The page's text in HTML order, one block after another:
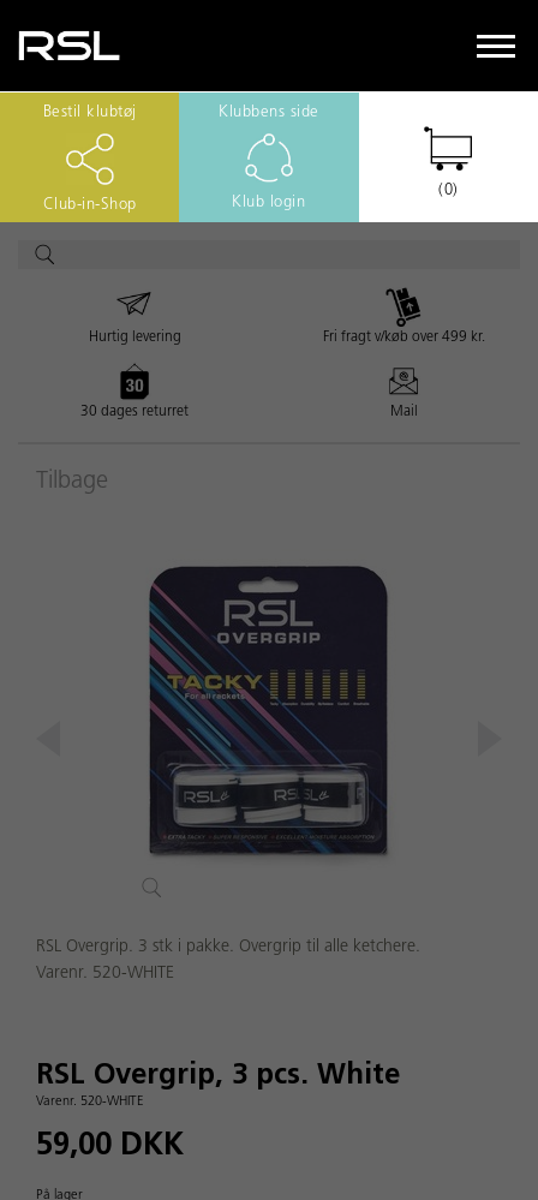
Bestil klubtøj
Club-in-Shop
Klubbens side
Klub login
(0)
Hurtig levering Fri fragt v/køb over 499 kr.
30 dages returret Mail
Tilbage
RSL Overgrip. 3 stk i pakke. Overgrip til alle ketchere.
Varenr. 520-WHITE
RSL Overgrip, 3 pcs. White
Varenr. 520-WHITE
59,00 DKK
På lager